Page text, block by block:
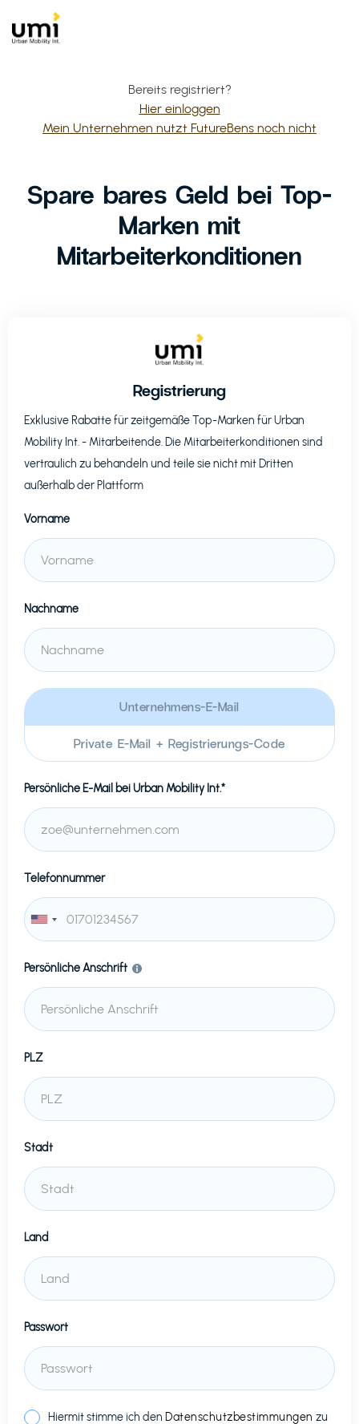
Bereits registriert?
Hier einloggen
Mein Unternehmen nutzt FutureBens noch nicht
Spare bares Geld bei Top-
Marken mit
Mitarbeiterkonditionen
Registrierung
Exklusive Rabatte für zeitgemäße Top-Marken fürUrban
Mobility Int.- Mitarbeitende. Die Mitarbeiterkonditionen sind
vertraulich zu behandeln und teile sie nicht mit Dritten
außerhalb der Plattform
Vorname
Nachname
Unternehmens-E-Mail
Private E-Mail + Registrierungs-Code
Persönliche E-Mail beiUrban Mobility Int.*
Telefonnummer
Persönliche Anschrift
PLZ
Stadt
Land
Passwort
Hiermit stimme ich den Datenschutzbestimmungen zu